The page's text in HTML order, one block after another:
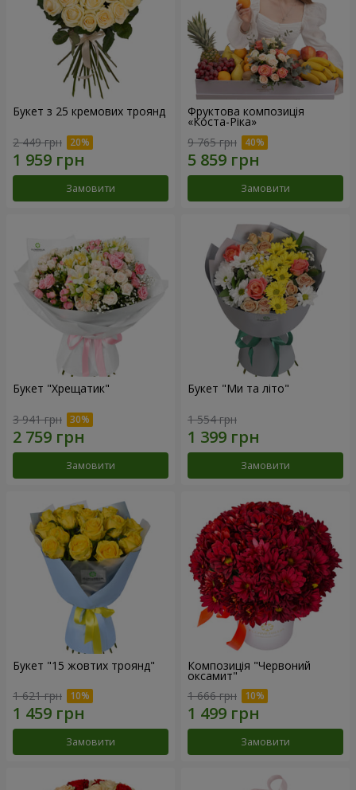
Букет з 25 кремових троянд
2 449 грн
Замовити
Фруктова композиція
«Коста-Ріка»
9 765 грн
Замовити
Букет "Хрещатик"
3 941 грн
Замовити
Букет "Ми та літо"
1 554 грн
Замовити
Букет "15 жовтих троянд"
1 621 грн
Замовити
Композиція "Червоний
оксамит"
1 666 грн
Замовити